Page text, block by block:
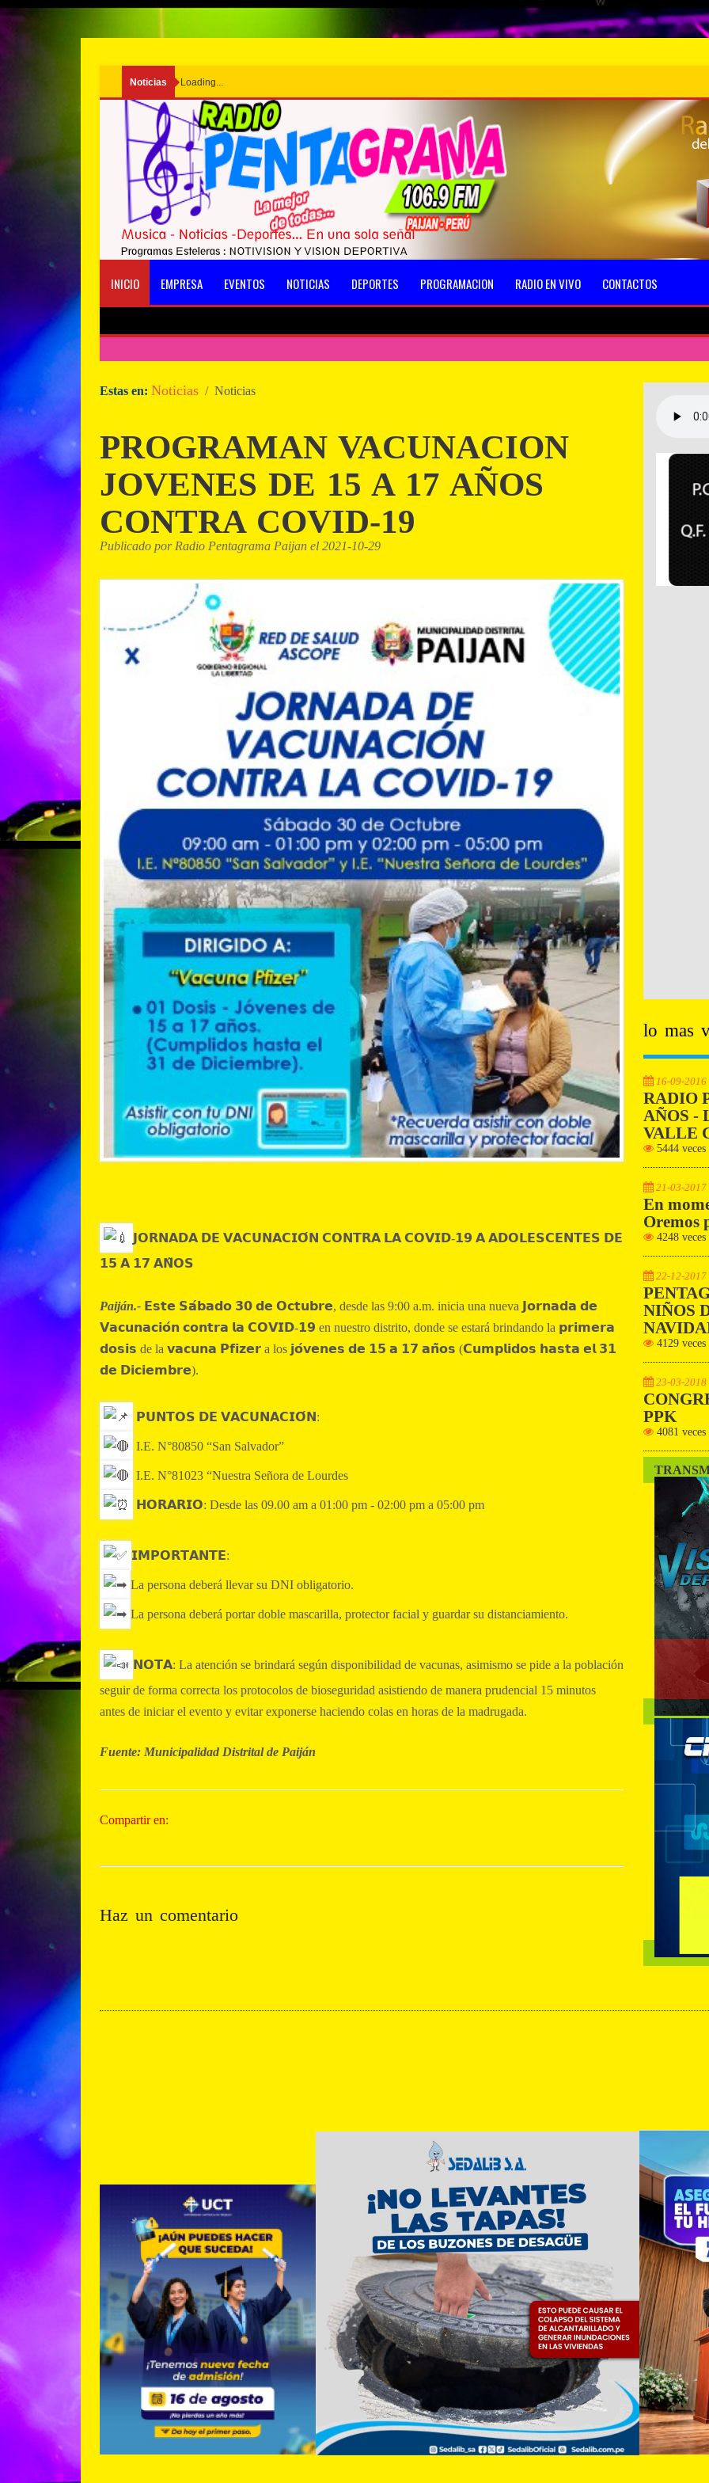
Noticias Loading...
INICIO EMPRESA EVENTOS NOTICIAS DEPORTES PROGRAMACION RADIO EN VIVO CONTACTOS
Estas en: Noticias / Noticias
PROGRAMAN VACUNACION
JOVENES DE 15 A 17 AÑOS
CONTRA COVID-19
Publicado por Radio Pentagrama Paijan el 2021-10-29
𝗝𝗢𝗥𝗡𝗔𝗗𝗔 𝗗𝗘 𝗩𝗔𝗖𝗨𝗡𝗔𝗖𝗜𝗢́𝗡 𝗖𝗢𝗡𝗧𝗥𝗔 𝗟𝗔 𝗖𝗢𝗩𝗜𝗗-𝟭𝟵 𝗔 𝗔𝗗𝗢𝗟𝗘𝗦𝗖𝗘𝗡𝗧𝗘𝗦 𝗗𝗘
𝟭𝟱 𝗔 𝟭𝟳 𝗔𝗡̃𝗢𝗦
Paiján.- 𝗘𝘀𝘁𝗲 𝗦𝗮́𝗯𝗮𝗱𝗼 𝟯𝟬 𝗱𝗲 𝗢𝗰𝘁𝘂𝗯𝗿𝗲, desde las 9:00 a.m. inicia una nueva 𝗝𝗼𝗿𝗻𝗮𝗱𝗮 𝗱𝗲
𝗩𝗮𝗰𝘂𝗻𝗮𝗰𝗶𝗼́𝗻 𝗰𝗼𝗻𝘁𝗿𝗮 𝗹𝗮 𝗖𝗢𝗩𝗜𝗗-𝟭𝟵 en nuestro distrito, donde se estará brindando la 𝗽𝗿𝗶𝗺𝗲𝗿𝗮
𝗱𝗼𝘀𝗶𝘀 de la 𝘃𝗮𝗰𝘂𝗻𝗮 𝗣𝗳𝗶𝘇𝗲𝗿 a los 𝗷𝗼́𝘃𝗲𝗻𝗲𝘀 𝗱𝗲 𝟭𝟱 𝗮 𝟭𝟳 𝗮𝗻̃𝗼𝘀 (𝗖𝘂𝗺𝗽𝗹𝗶𝗱𝗼𝘀 𝗵𝗮𝘀𝘁𝗮 𝗲𝗹 𝟯𝟭
𝗱𝗲 𝗗𝗶𝗰𝗶𝗲𝗺𝗯𝗿𝗲).
𝗣𝗨𝗡𝗧𝗢𝗦 𝗗𝗘 𝗩𝗔𝗖𝗨𝗡𝗔𝗖𝗜𝗢́𝗡:
I.E. N°80850 “San Salvador”
I.E. N°81023 “Nuestra Señora de Lourdes
𝗛𝗢𝗥𝗔𝗥𝗜𝗢: Desde las 09.00 am a 01:00 pm - 02:00 pm a 05:00 pm
𝗜𝗠𝗣𝗢𝗥𝗧𝗔𝗡𝗧𝗘:
La persona deberá llevar su DNI obligatorio.
La persona deberá portar doble mascarilla, protector facial y guardar su distanciamiento.
𝗡𝗢𝗧𝗔: La atención se brindará según disponibilidad de vacunas, asimismo se pide a la población
seguir de forma correcta los protocolos de bioseguridad asistiendo de manera prudencial 15 minutos
antes de iniciar el evento y evitar exponerse haciendo colas en horas de la madrugada.
Fuente: Municipalidad Distrital de Paiján
Compartir en:
Haz un comentario
lo mas
16-09-2016
RADIO
AÑOS -
VALLE
5444 veces
21-03-2017
En
Oremos
4248 veces
22-12-2017
NIÑOS
4129 veces
23-03-2018
PPK
4081 veces